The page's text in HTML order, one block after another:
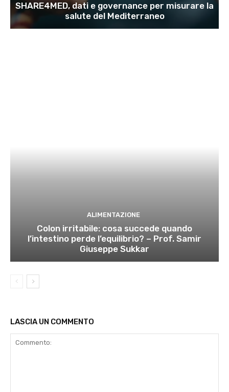
SHARE4MED, dati e governance per misurare la
salute del Mediterraneo
ALIMENTAZIONE
Colon irritabile: cosa succede quando
l’intestino perde l’equilibrio? – Prof. Samir
Giuseppe Sukkar
LASCIA UN COMMENTO